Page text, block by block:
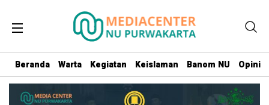
Beranda Warta Kegiatan Keislaman Banom NU Opini